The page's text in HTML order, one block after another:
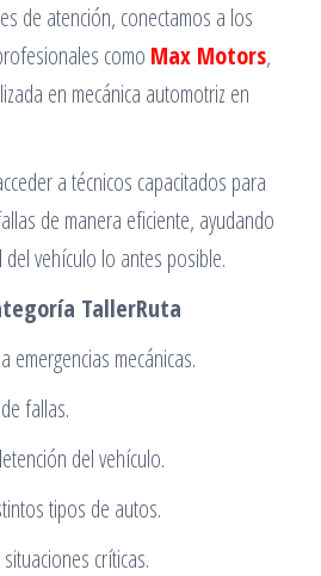
de atención, conectamos a los
como Max Motors,
en mecánica automotriz en
a técnicos capacitados para
de manera eficiente, ayudando
vehículo lo antes posible.
TallerRuta
emergencias mecánicas.
fallas.
del vehículo.
tipos de autos.
críticas.